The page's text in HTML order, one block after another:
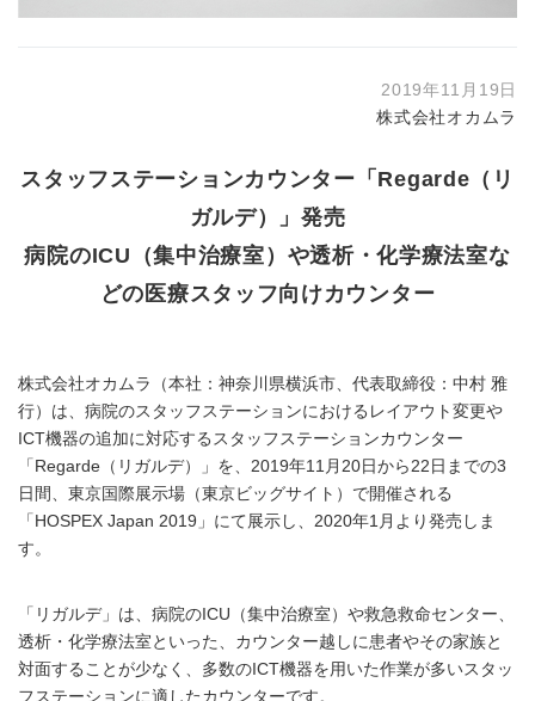
2019年11月19日
株式会社オカムラ
スタッフステーションカウンター「Regarde（リ
ガルデ）」発売
病院のICU（集中治療室）や透析・化学療法室な
どの医療スタッフ向けカウンター
株式会社オカムラ（本社：神奈川県横浜市、代表取締役：中村 雅
行）は、病院のスタッフステーションにおけるレイアウト変更や
ICT機器の追加に対応するスタッフステーションカウンター
「Regarde（リガルデ）」を、2019年11月20日から22日までの3
日間、東京国際展示場（東京ビッグサイト）で開催される
「HOSPEX Japan 2019」にて展示し、2020年1月より発売しま
す。
「リガルデ」は、病院のICU（集中治療室）や救急救命センター、
透析・化学療法室といった、カウンター越しに患者やその家族と
対面することが少なく、多数のICT機器を用いた作業が多いスタッ
フステーションに適したカウンターです。